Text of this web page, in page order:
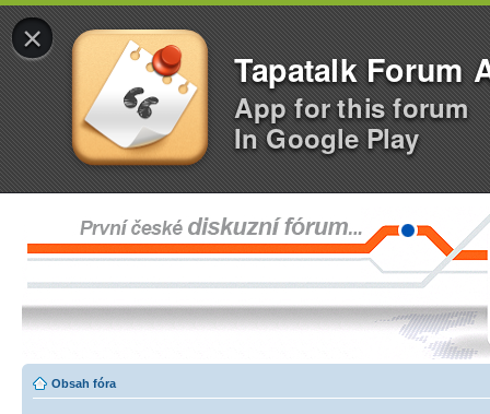
×
Tapatalk Forum
App for this forum
In Google Play
Obsah fóra